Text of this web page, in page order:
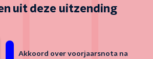
uit deze uitzending
Akkoord over voorjaarsnota na